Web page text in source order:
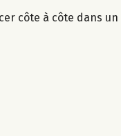
côte à côte dans